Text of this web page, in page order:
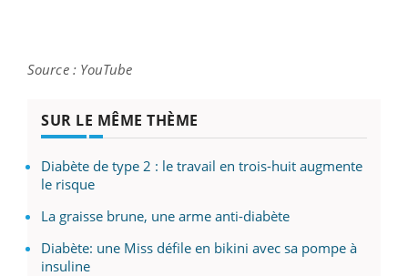
Source : YouTube
SUR LE MÊME THÈME
Diabète de type 2 : le travail en trois-huit augmente
le risque
La graisse brune, une arme anti-diabète
Diabète: une Miss défile en bikini avec sa pompe à
insuline